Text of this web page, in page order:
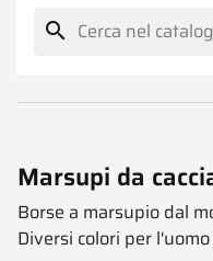
search
Marsupi da
Borse a marsupio dal
Diversi colori per